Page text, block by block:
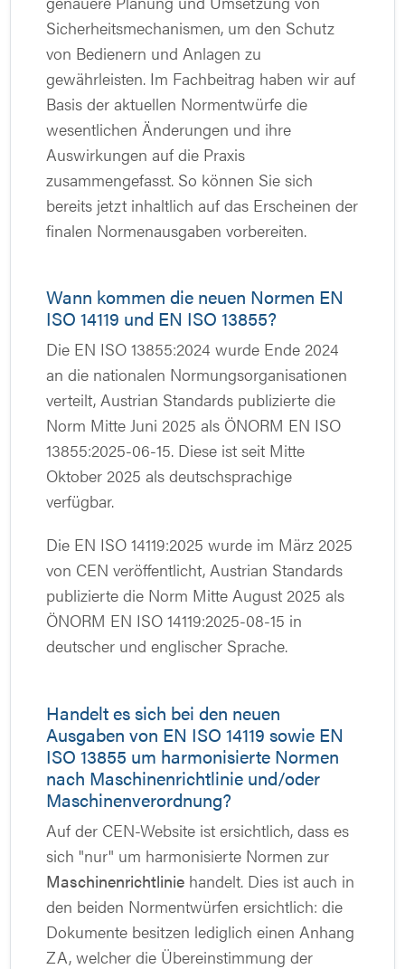
Sicherheitsmechanismen, um den Schutz
von Bedienern und Anlagen zu
gewährleisten. Im Fachbeitrag haben wir auf
Basis der aktuellen Normentwürfe die
wesentlichen Änderungen und ihre
Auswirkungen auf die Praxis
zusammengefasst. So können Sie sich
bereits jetzt inhaltlich auf das Erscheinen der
finalen Normenausgaben vorbereiten.
Wann kommen die neuen Normen EN
ISO 14119 und EN ISO 13855?
Die EN ISO 13855:2024 wurde Ende 2024
an die nationalen Normungsorganisationen
verteilt, Austrian Standards publizierte die
Norm Mitte Juni 2025 als ÖNORM EN ISO
13855:2025-06-15. Diese ist seit Mitte
Oktober 2025 als deutschsprachige
verfügbar.
Die EN ISO 14119:2025 wurde im März 2025
von CEN veröffentlicht, Austrian Standards
publizierte die Norm Mitte August 2025 als
ÖNORM EN ISO 14119:2025-08-15 in
deutscher und englischer Sprache.
Handelt es sich bei den neuen
Ausgaben von EN ISO 14119 sowie EN
ISO 13855 um harmonisierte Normen
nach Maschinenrichtlinie und/oder
Maschinenverordnung?
Auf der CEN-Website ist ersichtlich, dass es
sich "nur" um harmonisierte Normen zur
Maschinenrichtlinie handelt. Dies ist auch in
den beiden Normentwürfen ersichtlich: die
Dokumente besitzen lediglich einen Anhang
ZA, welcher die Übereinstimmung der